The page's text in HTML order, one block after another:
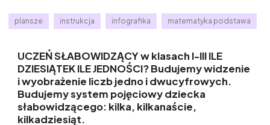
plansze instrukcja infografika matematyka podstawa
UCZEŃ SŁABOWIDZĄCY w klasach I-III ILE
DZIESIĄTEK ILE JEDNOŚCI? Budujemy widzenie
i wyobrażenie liczb jedno i dwucyfrowych.
Budujemy system pojęciowy dziecka
słabowidzącego: kilka, kilkanaście,
kilkadziesiąt.